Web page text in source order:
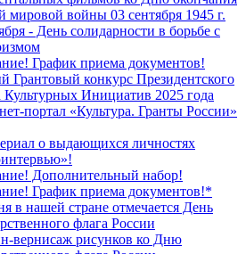
мировой войны 03 сентября 1945 г.
- День солидарности в борьбе с
График приема документов!
Грантовый конкурс Президентского
Инициатив 2025 года
портал «Культура. Гранты России»
о выдающихся личностях
Дополнительный набор!
График приема документов!*
в нашей стране отмечается День
флага России
вернисаж рисунков ко Дню